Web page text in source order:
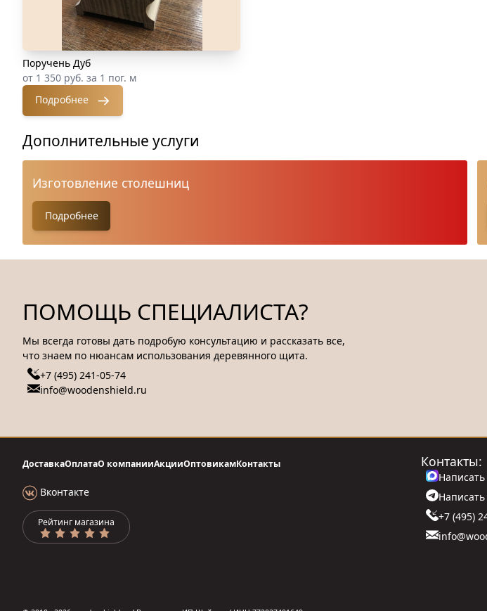
Поручень Дуб
от 1 350 руб. за 1 пог. м
Подробнее
Дополнительные услуги
Изготовление столешниц
Подробнее
ПОМОЩЬ СПЕЦИАЛИСТА?
Мы всегда готовы дать подробую консультацию и рассказать все,
что знаем по нюансам использования деревянного щита.
+7 (495) 241-05-74
info@woodenshield.ru
ДоставкаОплатаО компанииАкцииОптовикамКонтакты
Вконтакте
Рейтинг магазина
Контакты:
Написать
+7 (495)